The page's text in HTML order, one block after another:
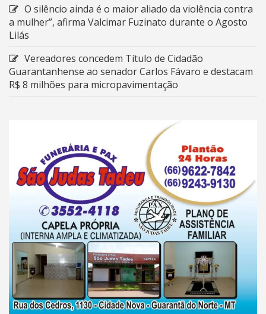
O silêncio ainda é o maior aliado da violência contra
a mulher”, afirma Valcimar Fuzinato durante o Agosto
Lilás
Vereadores concedem Título de Cidadão
Guarantanhense ao senador Carlos Fávaro e destacam
R$ 8 milhões para micropavimentação